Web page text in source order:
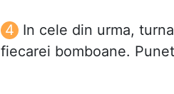
In cele din urma,
fiecarei bomboane.